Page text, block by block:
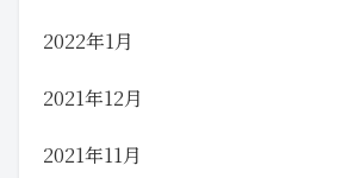
2022年1月
2021年12月
2021年11月